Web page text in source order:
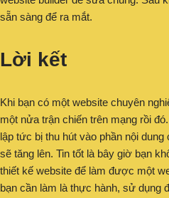
sẵn sàng để ra mắt.
Lời kết
Khi bạn có một website chuyên
một nửa trận chiến trên mạng rồi
lập tức bị thu hút vào phần nội
sẽ tăng lên. Tin tốt là bây giờ bạn
thiết kế website để làm được một
bạn cần làm là thực hành, sử dụng